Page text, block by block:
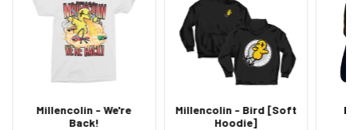
Millencolin - We're
Back!
Millencolin - Bird [Soft
Hoodie]